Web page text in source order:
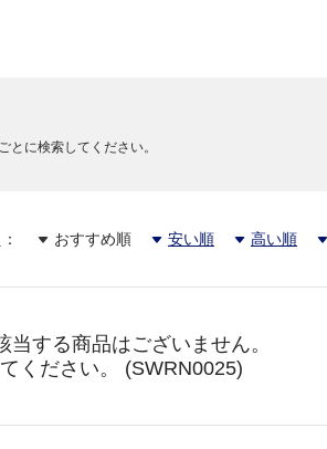
に検索してください。
おすすめ順 安い順 高い順
当する商品はございません。
ください。 (SWRN0025)